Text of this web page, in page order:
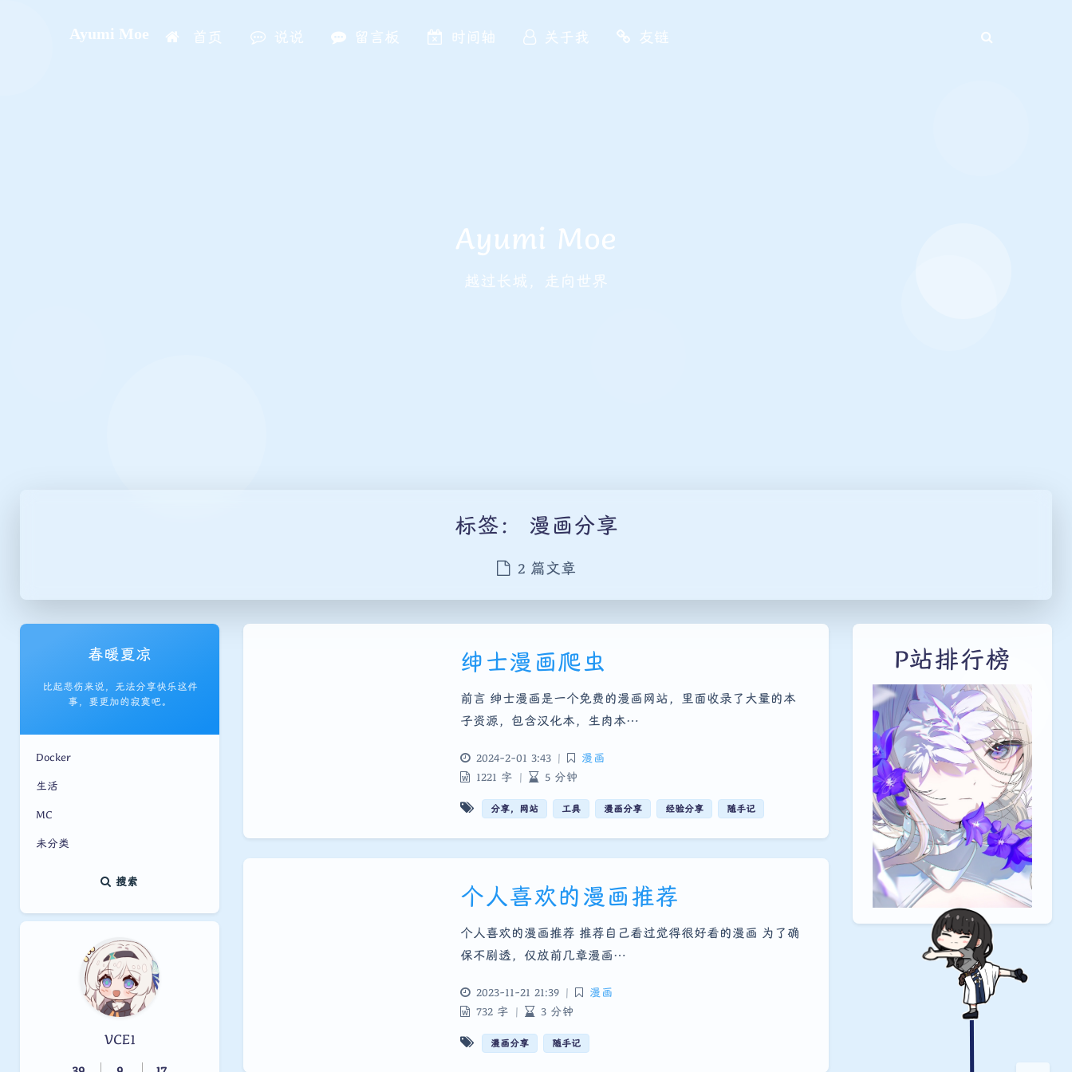
Ayumi Moe 首页 说说 留言板 时间轴 关于我 友链
Ayumi Moe
越过长城，走向世界
Sans Serif
浅阴影 深阴影
灰度
标签： 漫画分享
2 篇文章
春暖夏凉
比起悲伤来说，无法分享快乐这件
事，要更加的寂寞吧。
Docker
生活
MC
未分类
搜索
VCE1
P站排行榜
绅士漫画爬虫
前言 绅士漫画是一个免费的漫画网站，里面收录了大量的本
子资源，包含汉化本，生肉本…
2024-2-01 3:43 |
漫画
1221 字 | 5 分钟
分享，网站 工具 漫画分享 经验分享 随手记
个人喜欢的漫画推荐
个人喜欢的漫画推荐 推荐自己看过觉得很好看的漫画 为了确
保不剧透，仅放前几章漫画…
2023-11-21 21:39 |
漫画
732 字 | 3 分钟
漫画分享 随手记